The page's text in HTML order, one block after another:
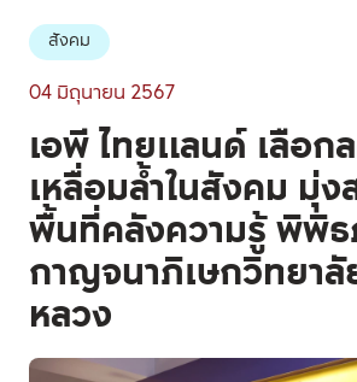
สังคม
04 มิถุนายน 2567
เอพี ไทยแลนด์ เลือก
เหลื่อมล้ำในสังคม มุ่
พื้นที่คลังความรู้ พิพิ
กาญจนาภิเษกวิทยา
หลวง